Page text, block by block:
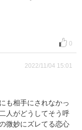
0
2022/11/04 15:01
も相手にされなかっ
人がどうしてそう呼
微妙にズレてる恋心